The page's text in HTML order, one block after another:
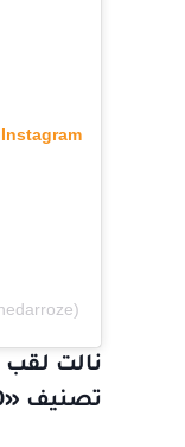
نالت
تصنيف «50 Best»